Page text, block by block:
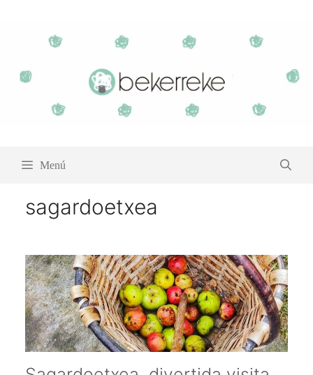
contenido
Menú
sagardoetxea